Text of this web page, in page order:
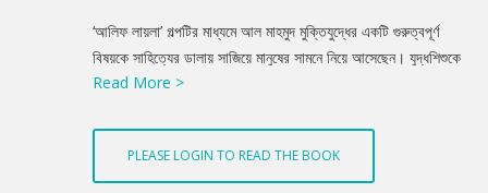
Product
Summery
‘আলিফ লায়লা’ গল্পটির মাধ্যমে আল মাহমুদ মুক্তিযুদ্ধের একটি গুরুত্বপূর্ণ
বিষয়কে সাহিত্যের ডালায় সাজিয়ে মানুষের সামনে নিয়ে আসেছেন। যুদ্ধশিশুকে
কেন্দ্র করে গড়ে ওঠা গল্পটিতে মুক্তিযুদ্ধ পরবর্তী সময়কে সুনিপুনভাবে ফুটিয়ে
Read More >
PLEASE LOGIN TO READ THE BOOK